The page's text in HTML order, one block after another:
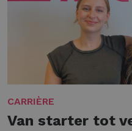
CARRIÈRE
Van starter tot